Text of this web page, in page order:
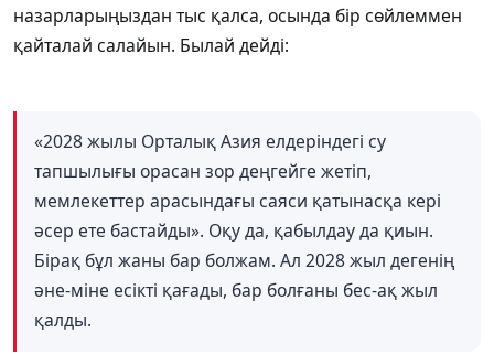
назарларыңыздан тыс қалса, осында бір сөйлеммен
қайталай салайын. Былай дейді:
«2028 жылы Орталық Азия елдеріндегі су
тапшылығы орасан зор деңгейге жетіп,
мемлекеттер арасындағы саяси қатынасқа кері
әсер ете бастайды». Оқу да, қабылдау да қиын.
Бірақ бұл жаны бар болжам. Ал 2028 жыл дегенің
әне-міне есікті қағады, бар болғаны бес-ақ жыл
қалды.